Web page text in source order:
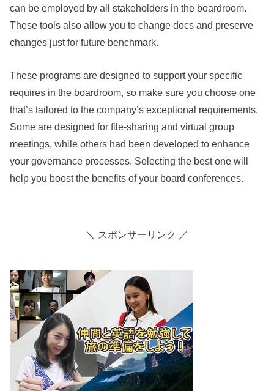
can be employed by all stakeholders in the boardroom.
These tools also allow you to change docs and preserve
changes just for future benchmark.
These programs are designed to support your specific
requires in the boardroom, so make sure you choose one
that’s tailored to the company’s exceptional requirements.
Some are designed for file-sharing and virtual group
meetings, while others had been developed to enhance
your governance processes. Selecting the best one will
help you boost the benefits of your board conferences.
＼ スポンサーリンク ／